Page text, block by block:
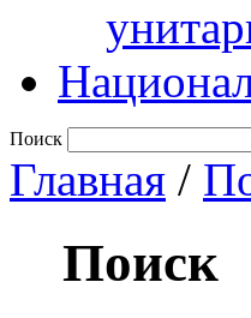
Поиск
Главная /
Поиск